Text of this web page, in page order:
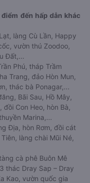
đến hấp dẫn khác
làng Cù Lần, Happy
vườn thú Zoodoo,
Đất,...
Phú, tháp Trầm
Trang, đảo Hòn Mun,
thác bà Ponagar,...
Bãi Sau, Hồ Mây,
Con Heo, hòn Bà,
Marina,...
Địa, hòn Rơm, đồi cát
làng chài Mũi Né,
cà phê Buôn Mê
thác Dray Sap – Dray
Kao, vườn quốc gia